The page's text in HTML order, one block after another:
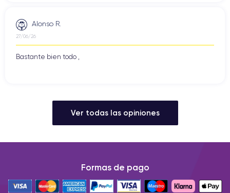
Alonso R.
27/06/26
Bastante bien todo ,
Ver todas las opiniones
Formas de pago